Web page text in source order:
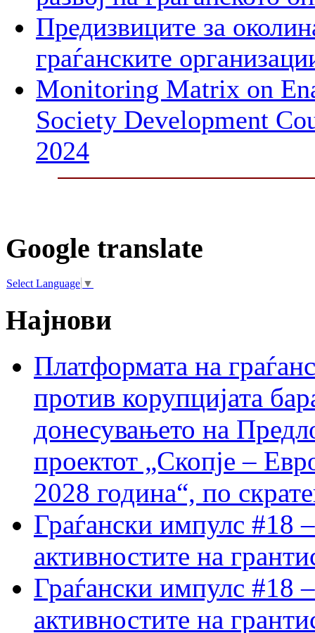
Предизвиците за
граѓанските
Monitoring Matrix on
Society Development
2024
Google translate
Select Language ▼
Најнови
Платформата на
против корупцијата
донесувањето на
проектот „Скопје –
2028 година“, по
Граѓански импулс #18
активностите на
Граѓански импулс #18
активностите на